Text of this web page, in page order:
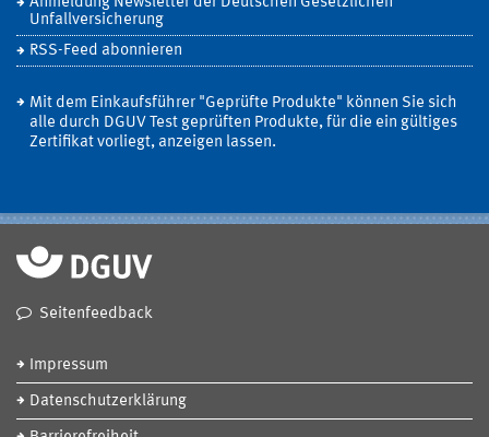
Unfallversicherung
RSS-Feed abonnieren
Mit dem Einkaufsführer "Geprüfte Produkte" können Sie sich
alle durch DGUV Test geprüften Produkte, für die ein gültiges
Zertifikat vorliegt, anzeigen lassen.
Seitenfeedback
Impressum
Datenschutzerklärung